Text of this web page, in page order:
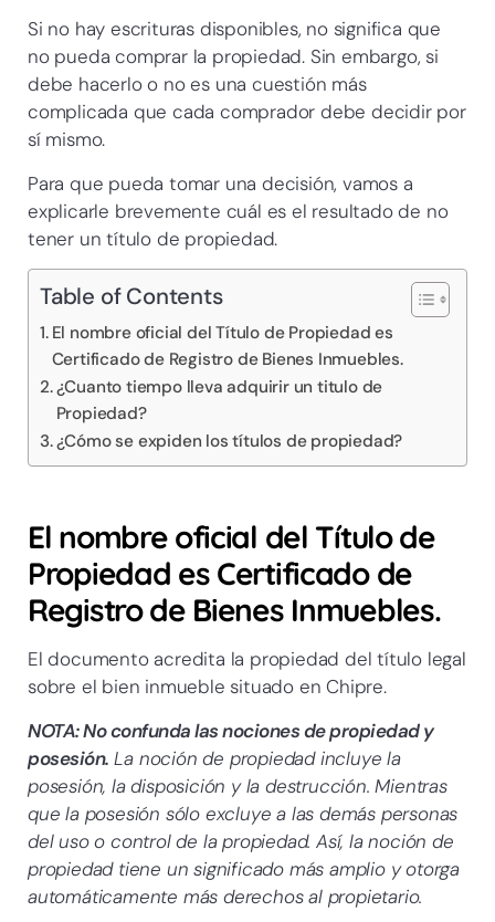
Si no hay escrituras disponibles, no significa que
no pueda comprar la propiedad. Sin embargo, si
debe hacerlo o no es una cuestión más
complicada que cada comprador debe decidir por
sí mismo.
Para que pueda tomar una decisión, vamos a
explicarle brevemente cuál es el resultado de no
tener un título de propiedad.
Table of Contents
El nombre oficial del Título de Propiedad es
Certificado de Registro de Bienes Inmuebles.
¿Cuanto tiempo lleva adquirir un titulo de
Propiedad?
¿Cómo se expiden los títulos de propiedad?
El nombre oficial del Título de
Propiedad es Certificado de
Registro de Bienes Inmuebles.
El documento acredita la propiedad del título legal
sobre el bien inmueble situado en Chipre.
NOTA: No confunda las nociones de propiedad y
posesión. La noción de propiedad incluye la
posesión, la disposición y la destrucción. Mientras
que la posesión sólo excluye a las demás personas
del uso o control de la propiedad. Así, la noción de
propiedad tiene un significado más amplio y otorga
automáticamente más derechos al propietario.